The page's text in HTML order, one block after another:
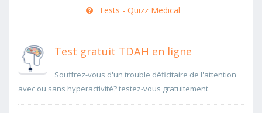
Tests - Quizz Medical
Test gratuit TDAH en ligne
Souffrez-vous d'un trouble déficitaire de l'attention
avec ou sans hyperactivité? testez-vous gratuitement